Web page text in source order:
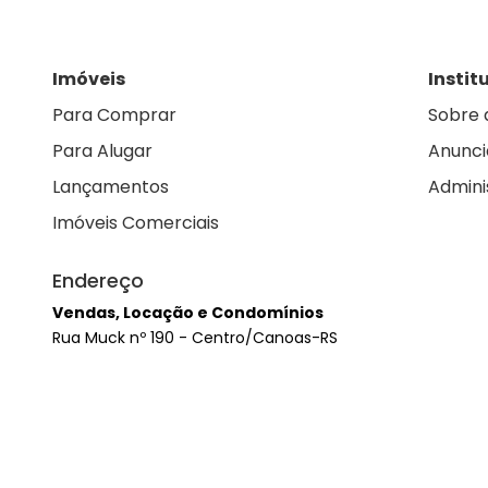
Imóveis
Para Comprar
Para Alugar
Lançamentos
Imóveis Comerciais
Sobre
Endereço
Vendas, Locação e Condomínios
Rua Muck nº 190 - Centro/Canoas-RS